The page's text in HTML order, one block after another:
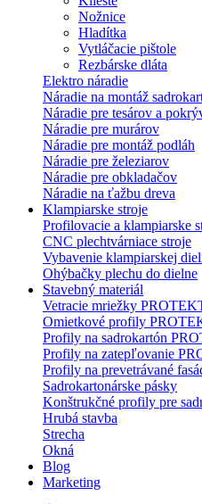
Nožnice
Hladítka
Vytláčacie pištole
Rezbárske dláta
Elektro náradie
Náradie na montáž
Náradie pre tesárov a
Náradie pre murárov
Náradie pre montáž podláh
Náradie pre železiarov
Náradie pre obkladačov
Náradie na ťažbu dreva
Klampiarske stroje
Profilovacie a klampiarske
CNC plechtvárniace stroje
Vybavenie klampiarskej
Ohýbačky plechu do dielne
Stavebný materiál
Vetracie mriežky
Omietkové profily
Profily na sadrokartón
Profily na zatepľovanie
Profily na prevetrávané
Sadrokartonárske pásky
Konštrukčné profily pre
Hrubá stavba
Strecha
Okná
Blog
Marketing